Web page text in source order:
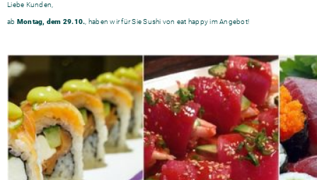
Liebe Kunden,
ab Montag, dem 29.10. , haben wir für Sie Sushi von eat happy im Angebot!